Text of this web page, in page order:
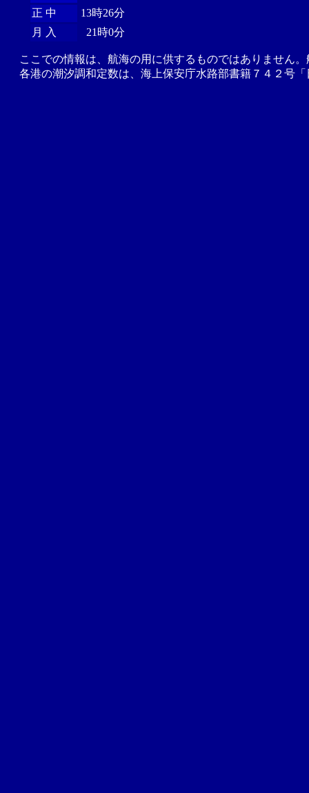
正 中
13時26分
月 入
21時0分
ここでの情報は、航海の用に供するものではありません
各港の潮汐調和定数は、海上保安庁水路部書籍７４２号